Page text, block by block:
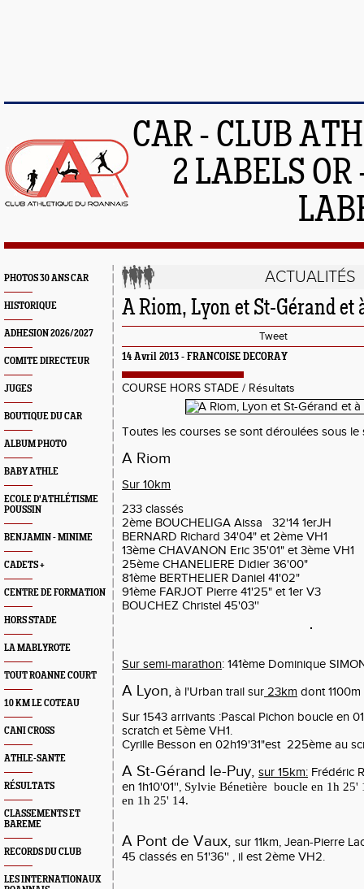
CAR - CLUB
2 LABELS
PHOTOS 30 ANS CAR
HISTORIQUE
ADHESION 2026/2027
COMITE DIRECTEUR
JUGES
BOUTIQUE DU CAR
ALBUM PHOTO
BABY ATHLE
ECOLE D'ATHLÉTISME
POUSSIN
BENJAMIN - MINIME
CADETS +
CENTRE DE FORMATION
HORS STADE
LA MABLYROTE
TOUT ROANNE COURT
10 KM LE COTEAU
CANI CROSS
ATHLE-SANTE
RÉSULTATS
CLASSEMENTS ET
BAREME
RECORDS DU CLUB
LES INTERNATIONAUX
ACTUALITÉS
A Riom, Lyon et St-Gérand et
Tweet
14 Avril 2013 - FRANCOISE DECORAY
COURSE HORS STADE / Résultats
Toutes les courses se sont déroulées sous le
A Riom
Sur 10km
233 classés
2ème BOUCHELIGA Aissa
BERNARD Richard 34'04" et 2ème VH1
13ème CHAVANON Eric 35'01" et 3ème VH1
25ème CHANELIERE Didier 36'00"
81ème BERTHELIER Daniel 41'02"
91ème FARJOT Pierre 41'25"
BOUCHEZ Christel 45'03''
Sur semi-marathon: 141ème Dominique
A Lyon, à l'Urban trail sur 23km dont
Sur 1543 arrivants :Pascal Pichon boucle en
scratch et 5ème VH1.
Cyrille Besson en 02h19'31"est 225ème au
A St-Gérand le-Puy, sur 15km: Frédéric
en 1h10'01'', Sylvie Bénetière boucle en 1h
en 1h 25' 14.
A Pont de Vaux, sur 11km, Jean-Pierre
45 classés en 51'36'' , il est 2ème VH2.